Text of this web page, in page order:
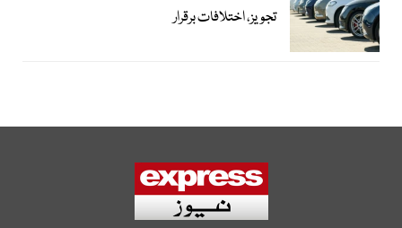
تجویز، اختلافات برقرار